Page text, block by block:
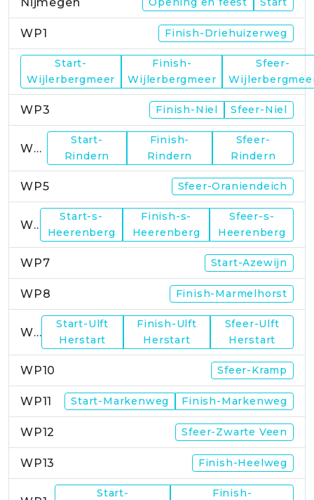
Nijmegen
WP1 Finish-Driehuizerweg
WP2
Start-
Wijlerbergmeer
Finish-
Wijlerbergmeer
Sfeer-
WP3 Finish-Niel Sfeer-Niel
WP4
Start-
Rindern
Finish-
Rindern
Sfeer-
Rindern
WP5 Sfeer-Oraniendeich
WP6
Start-s-
Heerenberg
Finish-s-
Heerenberg
Sfeer-s-
Heerenberg
WP7 Start-Azewijn
WP8 Finish-Marmelhorst
WP9
Start-Ulft
Herstart
Finish-Ulft
Herstart
Sfeer-Ulft
Herstart
WP10 Sfeer-Kramp
WP11 Start-Markenweg Finish-Markenweg
WP12 Sfeer-Zwarte Veen
WP13 Finish-Heelweg
Start- Finish-